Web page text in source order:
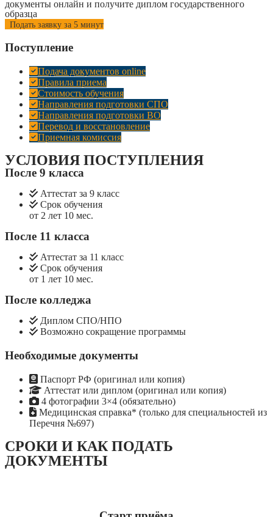
документы онлайн и получите диплом государственного
образца
Подать заявку за 5 минут
Поступление
Подача документов online
Правила приема
Стоимость обучения
Направления подготовки СПО
Направления подготовки ВО
Перевод и восстановление
Приемная комиссия
УСЛОВИЯ ПОСТУПЛЕНИЯ
После 9 класса
Аттестат за 9 класс
Срок обучения
от 2 лет 10 мес.
После 11 класса
Аттестат за 11 класс
Срок обучения
от 1 лет 10 мес.
После колледжа
Диплом СПО/НПО
Возможно сокращение программы
Необходимые документы
Паспорт РФ (оригинал или копия)
Аттестат или диплом (оригинал или копия)
4 фотографии 3×4 (обязательно)
Медицинская справка* (только для специальностей из
Перечня №697)
СРОКИ И КАК ПОДАТЬ
ДОКУМЕНТЫ